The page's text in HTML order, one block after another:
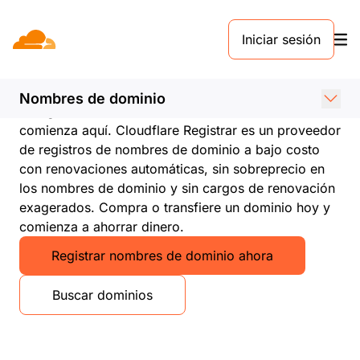
Iniciar sesión
Nombres de dominio
Nombres de dominio a
bajo costo
comienza aquí. Cloudflare Registrar es un proveedor
de registros de nombres de dominio a bajo costo
con renovaciones automáticas, sin sobreprecio en
los nombres de dominio y sin cargos de renovación
exagerados. Compra o transfiere un dominio hoy y
comienza a ahorrar dinero.
Registrar nombres de dominio ahora
Buscar dominios